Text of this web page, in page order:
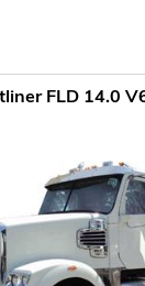
FLD 14.0